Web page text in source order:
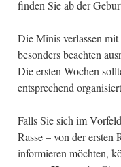
finden Sie ab der
Die Minis verlassen
besonders beachten
Die ersten Wochen
entsprechend
Falls Sie sich im
Rasse – von der
informieren möchten,